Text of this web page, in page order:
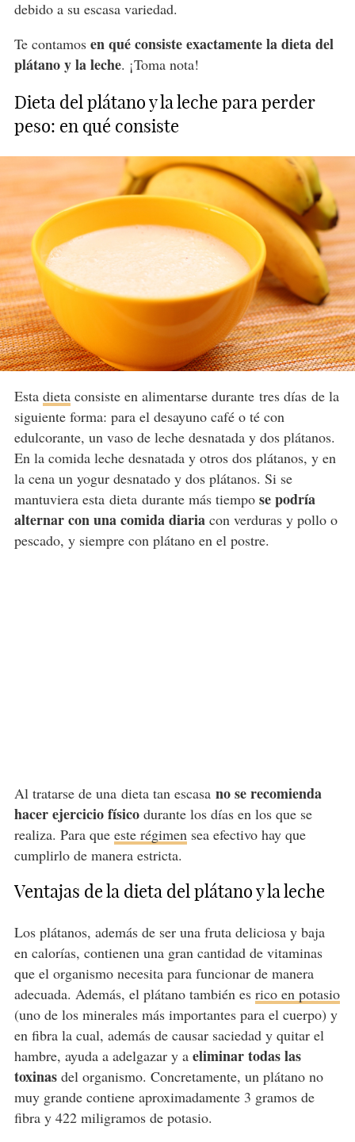
debido a su escasa variedad.
Te contamos en qué consiste exactamente la dieta del
plátano y la leche. ¡Toma nota!
Dieta del plátano y la leche para perder
peso: en qué consiste
Esta dietaconsiste en alimentarse durante tres días de la
siguiente forma: para el desayuno café o té con
edulcorante, un vaso de leche desnatada y dos plátanos.
En la comida leche desnatada y otros dos plátanos, y en
la cena un yogur desnatado y dos plátanos. Si se
mantuviera esta dieta durante más tiempo se podría
alternar con una comida diariacon verduras y pollo o
pescado, y siempre con plátano en el postre.
Al tratarse de una dieta tan escasa no se recomienda
hacer ejercicio físicodurante los días en los que se
realiza. Para que este régimensea efectivo hay que
cumplirlo de manera estricta.
Ventajas de la dieta del plátano y la leche
Los plátanos, además de ser una fruta deliciosa y baja
en calorías, contienen una gran cantidad de vitaminas
que el organismo necesita para funcionar de manera
adecuada. Además, el plátano también es rico en potasio
(uno de los minerales más importantes para el cuerpo) y
en fibra la cual, además de causar saciedad y quitar el
hambre, ayuda a adelgazar y a eliminar todas las
toxinasdel organismo. Concretamente, un plátano no
muy grande contiene aproximadamente 3 gramos de
fibra y 422 miligramos de potasio.